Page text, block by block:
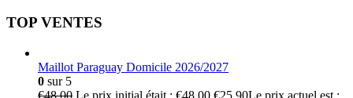
TOP VENTES
Maillot Paraguay Domicile 2026/2027
0 sur 5
€48.00 Le prix initial était : €48.00.€25.90Le prix actuel est :